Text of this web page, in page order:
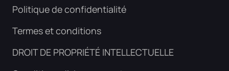
Politique de confidentialité
Termes et conditions
DROIT DE PROPRIÉTÉ INTELLECTUELLE